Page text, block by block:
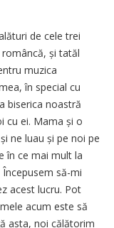
de cele trei
și tatăl
muzica
în special cu
biserica noastră
cu ei. Mama și o
ne luau și pe noi pe
în ce mai mult la
să-mi
acest lucru. Pot
acum este să
asta, noi călătorim